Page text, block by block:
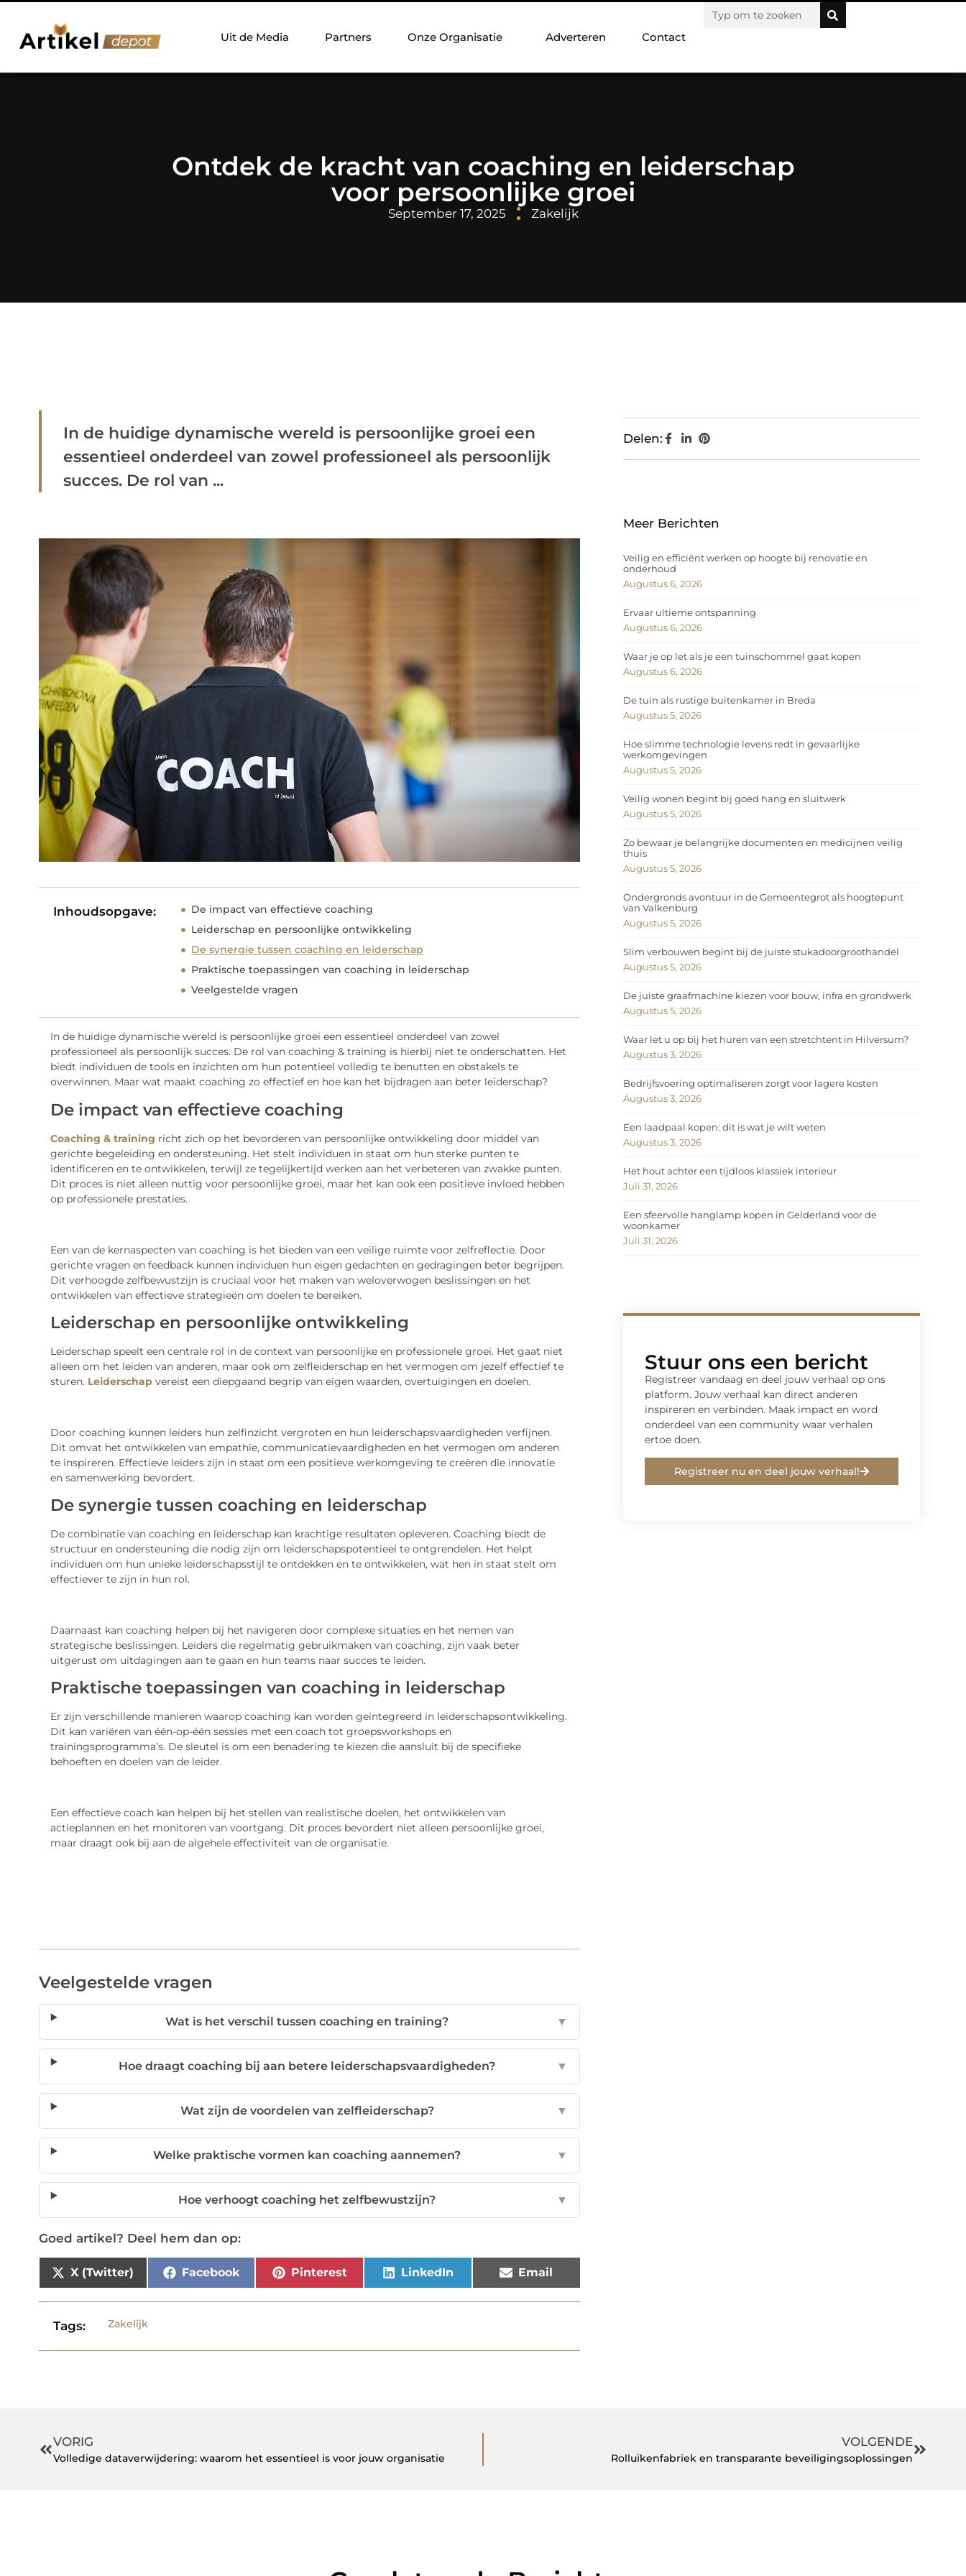
Uit de Media Partners Onze Organisatie Adverteren Contact
Ontdek de kracht van coaching en leiderschap
voor persoonlijke groei
September 17, 2025 Zakelijk
In de huidige dynamische wereld is persoonlijke groei een
essentieel onderdeel van zowel professioneel als persoonlijk
succes. De rol van ...
Inhoudsopgave:
De impact van effectieve coaching
Leiderschap en persoonlijke ontwikkeling
De synergie tussen coaching en leiderschap
Praktische toepassingen van coaching in leiderschap
Veelgestelde vragen
In de huidige dynamische wereld is persoonlijke groei een essentieel onderdeel van zowel
professioneel als persoonlijk succes. De rol van coaching & training is hierbij niet te onderschatten. Het
biedt individuen de tools en inzichten om hun potentieel volledig te benutten en obstakels te
overwinnen. Maar wat maakt coaching zo effectief en hoe kan het bijdragen aan beter leiderschap?
De impact van effectieve coaching
Coaching & training richt zich op het bevorderen van persoonlijke ontwikkeling door middel van
gerichte begeleiding en ondersteuning. Het stelt individuen in staat om hun sterke punten te
identificeren en te ontwikkelen, terwijl ze tegelijkertijd werken aan het verbeteren van zwakke punten.
Dit proces is niet alleen nuttig voor persoonlijke groei, maar het kan ook een positieve invloed hebben
op professionele prestaties.
Een van de kernaspecten van coaching is het bieden van een veilige ruimte voor zelfreflectie. Door
gerichte vragen en feedback kunnen individuen hun eigen gedachten en gedragingen beter begrijpen.
Dit verhoogde zelfbewustzijn is cruciaal voor het maken van weloverwogen beslissingen en het
ontwikkelen van effectieve strategieën om doelen te bereiken.
Leiderschap en persoonlijke ontwikkeling
Leiderschap speelt een centrale rol in de context van persoonlijke en professionele groei. Het gaat niet
alleen om het leiden van anderen, maar ook om zelfleiderschap en het vermogen om jezelf effectief te
sturen. Leiderschapvereist een diepgaand begrip van eigen waarden, overtuigingen en doelen.
Door coaching kunnen leiders hun zelfinzicht vergroten en hun leiderschapsvaardigheden verfijnen.
Dit omvat het ontwikkelen van empathie, communicatievaardigheden en het vermogen om anderen
te inspireren. Effectieve leiders zijn in staat om een positieve werkomgeving te creëren die innovatie
en samenwerking bevordert.
De synergie tussen coaching en leiderschap
De combinatie van coaching en leiderschap kan krachtige resultaten opleveren. Coaching biedt de
structuur en ondersteuning die nodig zijn om leiderschapspotentieel te ontgrendelen. Het helpt
individuen om hun unieke leiderschapsstijl te ontdekken en te ontwikkelen, wat hen in staat stelt om
effectiever te zijn in hun rol.
Daarnaast kan coaching helpen bij het navigeren door complexe situaties en het nemen van
strategische beslissingen. Leiders die regelmatig gebruikmaken van coaching, zijn vaak beter
uitgerust om uitdagingen aan te gaan en hun teams naar succes te leiden.
Praktische toepassingen van coaching in leiderschap
Er zijn verschillende manieren waarop coaching kan worden geïntegreerd in leiderschapsontwikkeling.
Dit kan variëren van één-op-één sessies met een coach tot groepsworkshops en
trainingsprogramma’s. De sleutel is om een benadering te kiezen die aansluit bij de specifieke
behoeften en doelen van de leider.
Een effectieve coach kan helpen bij het stellen van realistische doelen, het ontwikkelen van
actieplannen en het monitoren van voortgang. Dit proces bevordert niet alleen persoonlijke groei,
maar draagt ook bij aan de algehele effectiviteit van de organisatie.
Veelgestelde vragen
Wat is het verschil tussen coaching en training? ▼
Hoe draagt coaching bij aan betere leiderschapsvaardigheden? ▼
Wat zijn de voordelen van zelfleiderschap? ▼
Welke praktische vormen kan coaching aannemen? ▼
Hoe verhoogt coaching het zelfbewustzijn? ▼
Goed artikel? Deel hem dan op:
X (Twitter) Facebook Pinterest LinkedIn Email
Tags: Zakelijk
Delen:
Meer Berichten
Veilig en efficiënt werken op hoogte bij renovatie en
onderhoud
Augustus 6, 2026
Ervaar ultieme ontspanning
Augustus 6, 2026
Waar je op let als je een tuinschommel gaat kopen
Augustus 6, 2026
De tuin als rustige buitenkamer in Breda
Augustus 5, 2026
Hoe slimme technologie levens redt in gevaarlijke
werkomgevingen
Augustus 5, 2026
Veilig wonen begint bij goed hang en sluitwerk
Augustus 5, 2026
Zo bewaar je belangrijke documenten en medicijnen veilig
thuis
Augustus 5, 2026
Ondergronds avontuur in de Gemeentegrot als hoogtepunt
van Valkenburg
Augustus 5, 2026
Slim verbouwen begint bij de juiste stukadoorgroothandel
Augustus 5, 2026
De juiste graafmachine kiezen voor bouw, infra en grondwerk
Augustus 5, 2026
Waar let u op bij het huren van een stretchtent in Hilversum?
Augustus 3, 2026
Bedrijfsvoering optimaliseren zorgt voor lagere kosten
Augustus 3, 2026
Een laadpaal kopen: dit is wat je wilt weten
Augustus 3, 2026
Het hout achter een tijdloos klassiek interieur
Juli 31, 2026
Een sfeervolle hanglamp kopen in Gelderland voor de
woonkamer
Juli 31, 2026
Stuur ons een bericht
Registreer vandaag en deel jouw verhaal op ons
platform. Jouw verhaal kan direct anderen
inspireren en verbinden. Maak impact en word
onderdeel van een community waar verhalen
ertoe doen.
Registreer nu en deel jouw verhaal!
VORIG
Volledige dataverwijdering: waarom het essentieel is voor jouw organisatie
VOLGENDE
Rolluikenfabriek en transparante beveiligingsoplossingen